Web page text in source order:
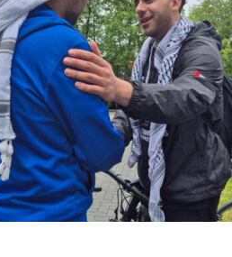
"Les paracyclistes palestiniens